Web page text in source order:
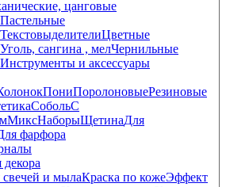
цанговые
Пастельные
ТекстовыделителиЦветные
Уголь, сангина , мелЧернильные
Инструменты и аксессуары
ПониПоролоновыеРезиновые
СобольС
МиксНаборыЩетинаДля
фарфора
свечей и мылаКраска по кожеЭффект